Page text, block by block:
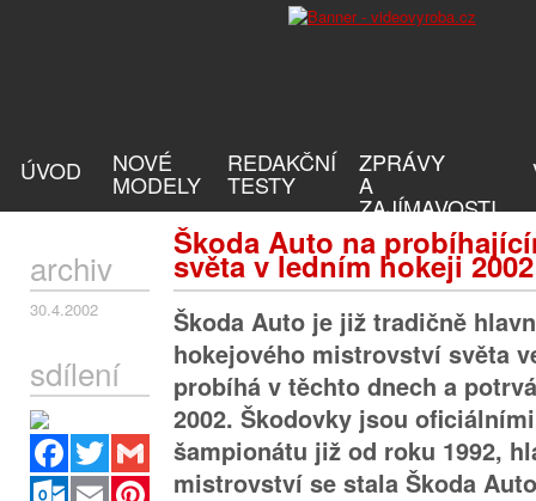
ÚVOD NOVÉ
MODELY
REDAKČNÍ
TESTY
ZPRÁVY
A
ZAJÍMAVOSTI
Škoda Auto na
světa v ledním hokeji 2002
archiv
30.4.2002
sdílení
Facebook
Twitter
Gmail
Outlook.com
Email
Pinterest
Škoda Auto je již tradičně
hokejového mistrovství světa
probíhá v těchto dnech a
2002. Škodovky jsou
šampionátu již od roku 1992,
mistrovství se stala Škoda